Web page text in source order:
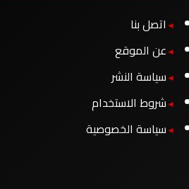
اتصل بنا
عن الموقع
سياسة النشر
شروط الاستخدام
سياسة الخصوصية